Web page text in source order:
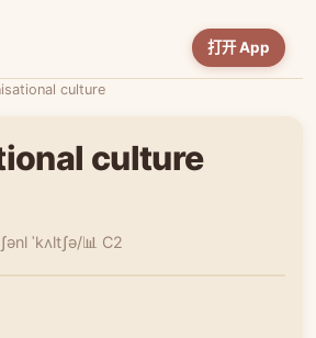
打开 App
culture
culture
ˈkʌltʃə/📊 C2